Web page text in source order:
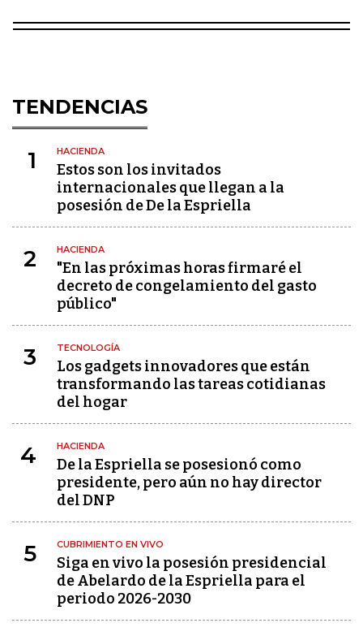
TENDENCIAS
1 HACIENDA
Estos son los invitados
internacionales que llegan a la
posesión de De la Espriella
2 HACIENDA
"En las próximas horas firmaré el
decreto de congelamiento del gasto
público"
3 TECNOLOGÍA
Los gadgets innovadores que están
transformando las tareas cotidianas
del hogar
4 HACIENDA
De la Espriella se posesionó como
presidente, pero aún no hay director
del DNP
5 CUBRIMIENTO EN VIVO
Siga en vivo la posesión presidencial
de Abelardo de la Espriella para el
periodo 2026-2030